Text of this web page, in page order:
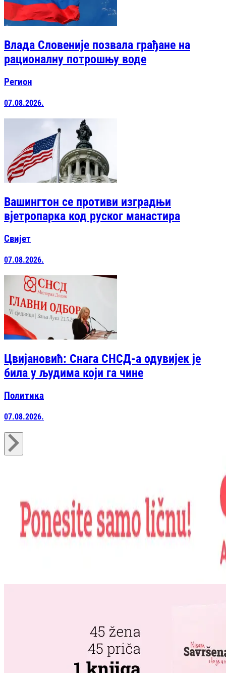
Влада Словеније позвала грађане на
рационалну потрошњу воде
Регион
07.08.2026.
Вашингтон се противи изградњи
вјетропарка код руског манастира
Свијет
07.08.2026.
Цвијановић: Снага СНСД-а одувијек је
била у људима који га чине
Политика
07.08.2026.